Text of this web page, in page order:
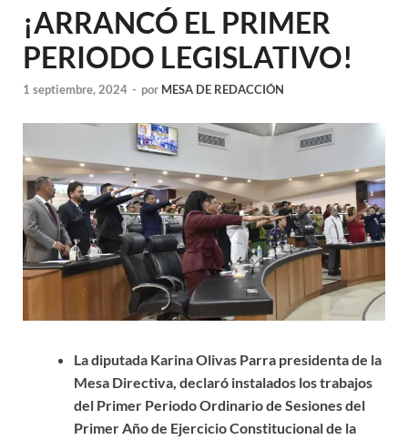
¡ARRANCÓ EL PRIMER
PERIODO LEGISLATIVO!
1 septiembre, 2024 - por MESA DE REDACCIÓN
La diputada Karina Olivas Parra presidenta de la
Mesa Directiva, declaró instalados los trabajos
del Primer Periodo Ordinario de Sesiones del
Primer Año de Ejercicio Constitucional de la